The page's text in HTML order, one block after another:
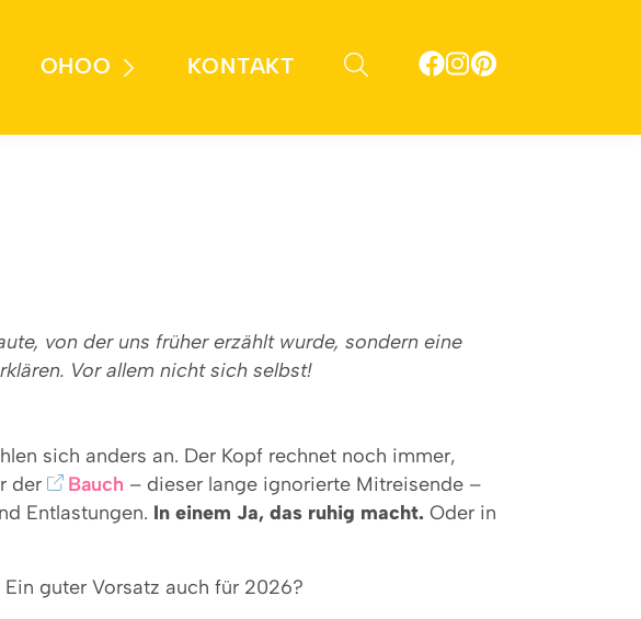
OHOO KONTAKT
von der uns früher erzählt wurde, sondern eine
Vor allem nicht sich selbst!
sich anders an. Der Kopf rechnet noch immer,
der
Bauch – dieser lange ignorierte Mitreisende –
Entlastungen. In einem Ja, das ruhig macht. Oder in
guter Vorsatz auch für 2026?